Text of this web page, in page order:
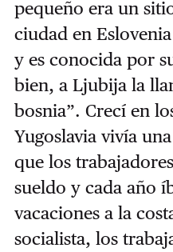
pequeño era un
ciudad en
y es conocida por
bien, a Ljubija la
bosnia”. Crecí en
Yugoslavia vivía
que los
sueldo y cada año
vacaciones a la
socialista, los